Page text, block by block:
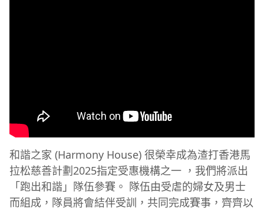
和諧之家 (Harmony House) 很榮幸成為渣打香港馬
拉松慈善計劃2025指定受惠機構之一 ，我們將派出
「跑出和諧」隊伍參賽。 隊伍由受虐的婦女及男士
而組成，隊員將會結伴受訓，共同完成賽事，齊齊以